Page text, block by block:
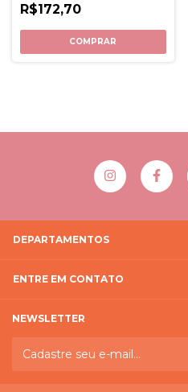
R$172,70
COMPRAR
DEPARTAMENTOS
ENTRE EM CONTATO
NEWSLETTER